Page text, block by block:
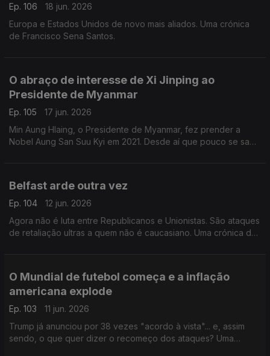
Ep. 106
18 jun. 2026
Europa e Estados Unidos de novo mais aliados. Uma crónica
de Francisco Sena Santos.
O abraço de interesse de Xi Jinping ao
Presidente de Myanmar
Ep. 105
17 jun. 2026
Min Aung Hlaing, o Presidente de Myanmar, fez prender a
Nobel Aung San Suu Kyi em 2021. Desde aí que pouco se sabe
Belfast arde outra vez
Ep. 104
12 jun. 2026
Agora não é luta entre Republicanos e Unionistas. São ataques
de retaliação ultras a quem não é caucasiano. Uma crónica de
O Mundial de futebol começa e a inflação
americana explode
Ep. 103
11 jun. 2026
Trump já anunciou por 38 vezes "acordo à vista"... e, assim
sendo, o que quer dizer o recomeço dos ataques? Uma